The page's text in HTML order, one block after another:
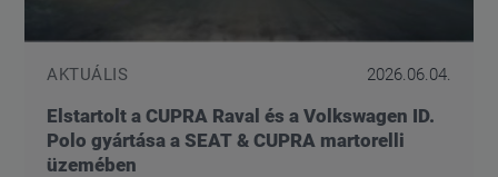
AKTUÁLIS 2026.06.04.
Elstartolt a CUPRA Raval és a Volkswagen ID.
Polo gyártása a SEAT & CUPRA martorelli
üzemében